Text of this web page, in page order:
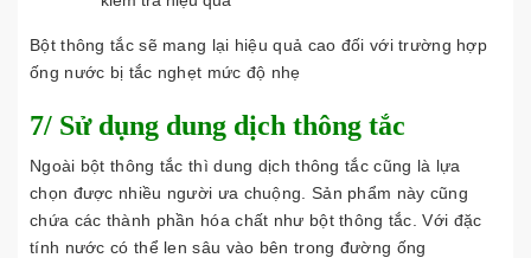
Bột thông tắc sẽ mang lại hiệu quả cao đối với trường hợp
ống nước bị tắc nghẹt mức độ nhẹ
7/ Sử dụng dung dịch thông tắc
Ngoài bột thông tắc thì dung dịch thông tắc cũng là lựa
chọn được nhiều người ưa chuộng. Sản phẩm này cũng
chứa các thành phần hóa chất như bột thông tắc. Với đặc
tính nước có thể len sâu vào bên trong đường ống